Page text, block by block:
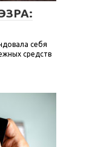
себя
средств